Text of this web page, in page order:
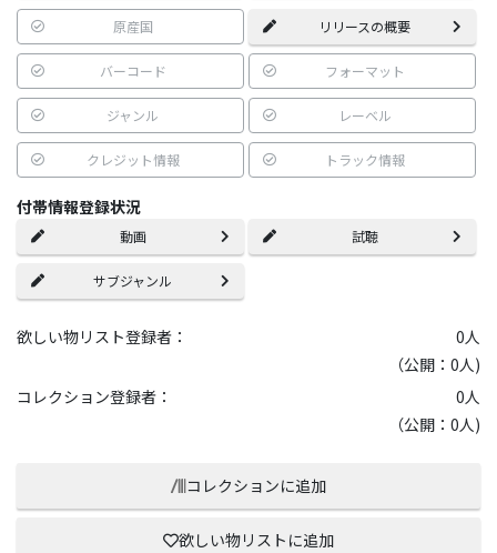
原産国 リリースの概要
バーコード フォーマット
ジャンル レーベル
クレジット情報 トラック情報
付帯情報登録状況
動画 試聴
サブジャンル
欲しい物リスト登録者： 0人
（公開：0人)
コレクション登録者：
0人
（公開：0人)
コレクションに追加
欲しい物リストに追加